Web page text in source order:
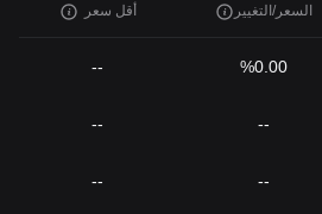
السعر/التغيير أقل سعر
%0.00
--
--
--
--
--